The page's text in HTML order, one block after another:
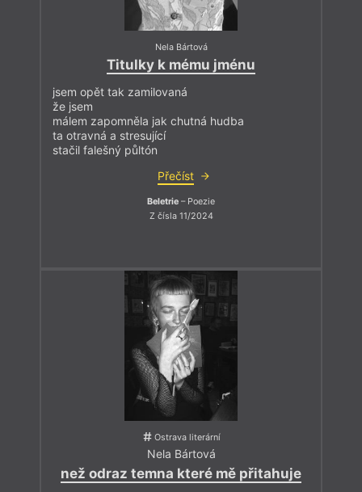
Nela Bártová
Titulky k mému jménu
jsem opět tak zamilovaná
že jsem
málem zapomněla jak chutná hudba
ta otravná a stresující
stačil falešný půltón
Přečíst
Beletrie – Poezie
Z čísla 11/2024
Ostrava literární
Nela Bártová
než odraz temna které mě přitahuje